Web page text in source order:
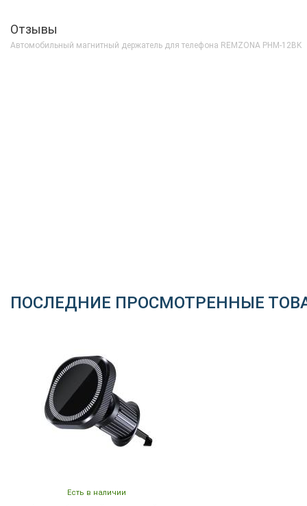
Отзывы
Автомобильный магнитный держатель для телефона REMZONA PHM-12BK
ПОСЛЕДНИЕ ПРОСМОТРЕННЫЕ
Есть в наличии